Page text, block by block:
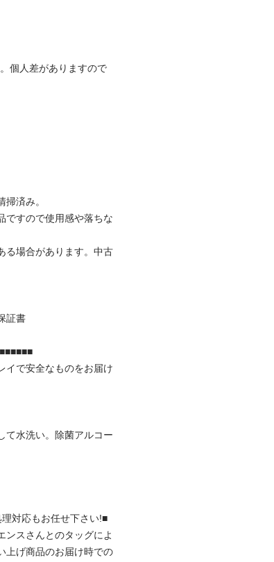
個人差がありますので
掃済み。
ですので使用感や落ちな
る場合があります。中古
証書
イで安全なものをお届け
て水洗い。除菌アルコー
対応もお任せ下さい!■
ンスさんとのタッグによ
上げ商品のお届け時での